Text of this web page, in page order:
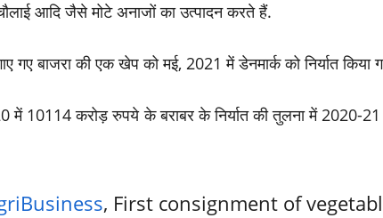
आदि जैसे मोटे अनाजों का उत्पादन करते हैं.
गए बाजरा की एक खेप को मई, 2021 में डेनमार्क को निर्यात किया
10114 करोड़ रुपये के बराबर के निर्यात की तुलना में 2020-
, First consignment of